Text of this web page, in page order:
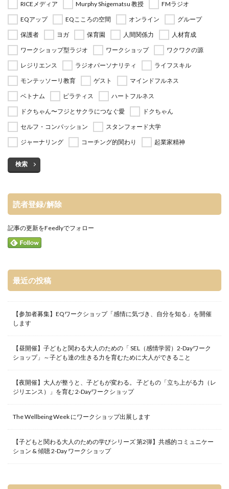
RICEメディア Murphy Shigematsu 教授
FMラジオ
EQアップ
EQこころの空間 オンライン
グループ
保護者
ヨガ 保育園 人間関係力
人材育成
ワークショップ型ラジオ
ワークショップ
ワクワクの源
レジリエンス
ラジオパーソナリティ
ライフスキル
モンテッソーリ教育
ゲスト
マインドフルネス
ベトナム
ピラティス
ハートフルネス
ドクちゃん〜フジとサクラにつなぐ愛
ドクちゃん
セルフ・コンパッション
スタンフォード大学
ジャーナリング
コーチング的関わり 起業家精神
検索
読者登録/解除
記事の更新をFeedlyでフォロー
最近の投稿
【参加者募集】EQワークショップ「感情に気づき、自分を知る」を開催
します
【昼開催】子どもと関わる大人のための「 SEL（感情学習）2-Dayワーク
ショップ」～子ども達の生きる力を育むために大人ができること
【夜開催】大人が整うと、子どもが変わる。 子どもの「立ち上がる力（レ
ジリエンス）」を育む 2-Dayワークショップ
The Wellbeing Week にワークショップ出展します
【子どもと関わる大人のための学びシリーズ 第2弾】共感的コミュニケー
ション & 傾聴 2-Day ワークショップ